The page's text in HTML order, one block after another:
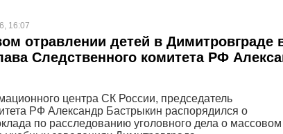
16:07
отравлении детей в Димитровграде
Следственного комитета РФ
центра СК России, председатель
РФ Александр Бастрыкин распорядился о
по расследованию уголовного дела о массовом